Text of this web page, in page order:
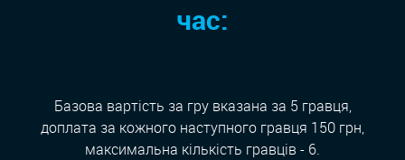
час:
Базова вартість за гру вказана за 5 гравця,
доплата за кожного наступного гравця 150 грн,
максимальна кількість гравців - 6.